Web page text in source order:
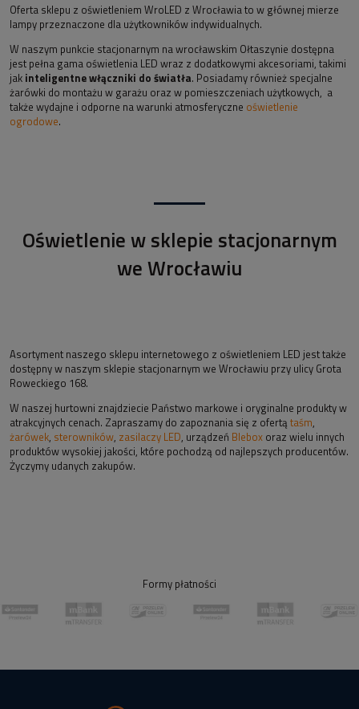
Oferta sklepu z oświetleniem WroLED z Wrocławia to w głównej mierze
lampy przeznaczone dla użytkowników indywidualnych.
W naszym punkcie stacjonarnym na wrocławskim Ołtaszynie dostępna
jest pełna gama oświetlenia LED wraz z dodatkowymi akcesoriami, takimi
jak inteligentne włączniki do światła. Posiadamy również specjalne
żarówki do montażu w garażu oraz w pomieszczeniach użytkowych, a
także wydajne i odporne na warunki atmosferyczne oświetlenie
ogrodowe.
Oświetlenie w sklepie stacjonarnym
we Wrocławiu
Asortyment naszego sklepu internetowego z oświetleniem LED jest także
dostępny w naszym sklepie stacjonarnym we Wrocławiu przy ulicy Grota
Roweckiego 168.
W naszej hurtowni znajdziecie Państwo markowe i oryginalne produkty w
atrakcyjnych cenach. Zapraszamy do zapoznania się z ofertą taśm,
żarówek, sterowników, zasilaczy LED, urządzeń Blebox oraz wielu innych
produktów wysokiej jakości, które pochodzą od najlepszych producentów.
Życzymy udanych zakupów.
Formy płatności